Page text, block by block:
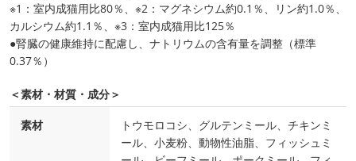
※1：室内成猫用比80％、※2：マグネシウム約0.1％、リン約1.0％、
カルシウム約1.1％、※3：室内成猫用比125％
●腎臓の健康維持に配慮し、ナトリウムの含有量を調整（標準
0.37％）
＜素材・材質・成分＞
素材
トウモロコシ、グルテンミール、チキンミ
ール、小麦粉、動物性油脂、フィッシュミ